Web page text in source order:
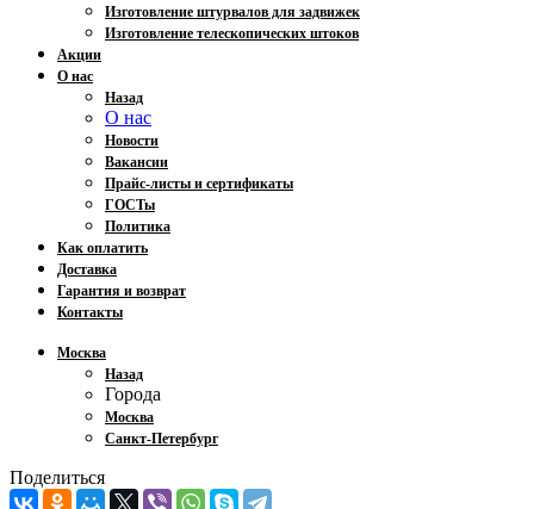
Изготовление штурвалов для задвижек
Изготовление телескопических штоков
Акции
О нас
Назад
О нас
Новости
Вакансии
Прайс-листы и сертификаты
ГОСТы
Политика
Как оплатить
Доставка
Гарантия и возврат
Контакты
Москва
Назад
Города
Москва
Санкт-Петербург
Поделиться